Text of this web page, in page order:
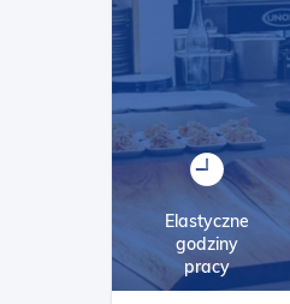
Elastyczne
godziny
pracy